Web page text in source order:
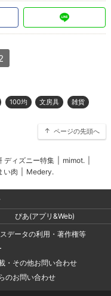
100均 文房具 雑貨
ページの先頭へ
ディズニー特集 mimot.
い肉 Medery.
ぴあ(アプリ&Web)
データの利用・著作権等
・その他お問い合わせ
のお問い合わせ